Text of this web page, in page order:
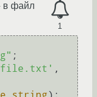
1
в файл
file.txt'